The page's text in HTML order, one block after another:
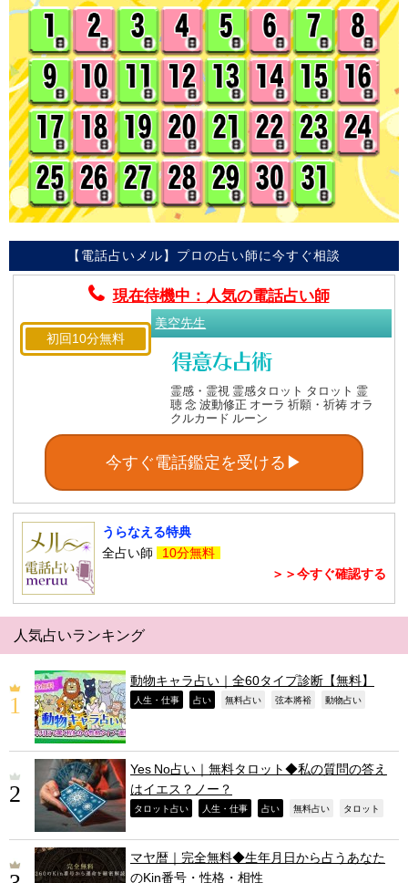
【電話占いメル】プロの占い師に今すぐ相談
現在待機中：人気の電話占い師
初回10分無料
美空先生
霊感・霊視 霊感タロット タロット 霊
聴 念 波動修正 オーラ 祈願・祈祷 オラ
クルカード ルーン
今すぐ電話鑑定を受ける▶
うらなえる特典
全占い師
10分無料
＞＞今すぐ確認する
人気占いランキング
動物キャラ占い｜全60タイプ診断【無料】
人生・仕事 占い 無料占い 弦本將裕 動物占い
Yes No占い｜無料タロット◆私の質問の答え
はイエス？ノー？
タロット占い 人生・仕事 占い 無料占い タロット
マヤ暦｜完全無料◆生年月日から占うあなた
のKin番号・性格・相性